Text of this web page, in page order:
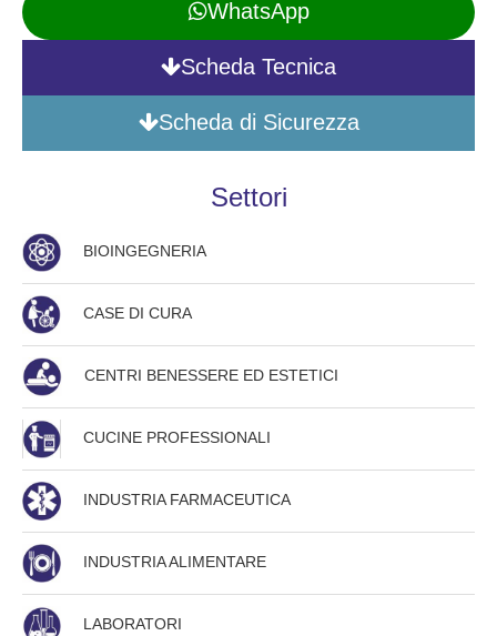
WhatsApp
Scheda Tecnica
Scheda di Sicurezza
Settori
BIOINGEGNERIA
CASE DI CURA
CENTRI BENESSERE ED ESTETICI
CUCINE PROFESSIONALI
INDUSTRIA FARMACEUTICA
INDUSTRIA ALIMENTARE
LABORATORI